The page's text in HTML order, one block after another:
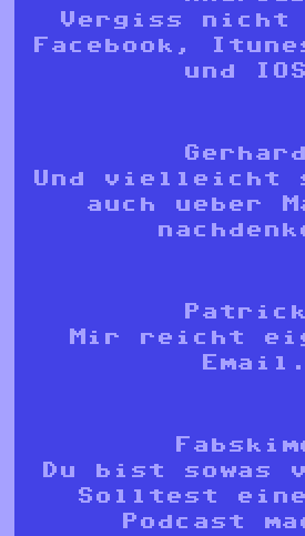
Vergiss nicht
Facebook,
und
Und vielleicht
auch ueber
Mir reicht
Email.
Du bist sowas
Solltest
Podcast